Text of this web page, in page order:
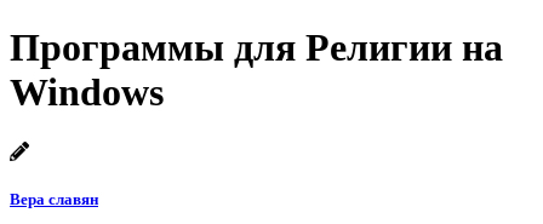
Программы для Религии на
Windows
Вера славян